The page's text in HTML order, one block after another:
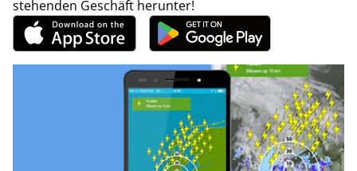
stehenden Geschäft herunter!